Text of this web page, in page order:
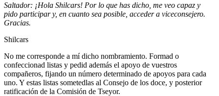
Saltador: ¡Hola Shilcars! Por lo que has dicho, me veo capaz y
pido participar y, en cuanto sea posible, acceder a viceconsejero.
Gracias.
Shilcars
No me corresponde a mí dicho nombramiento. Formad o
confeccionad listas y pedid además el apoyo de vuestros
compañeros, fijando un número determinado de apoyos para cada
uno. Y estas listas sometedlas al Consejo de los doce, y posterior
ratificación de la Comisión de Tseyor.